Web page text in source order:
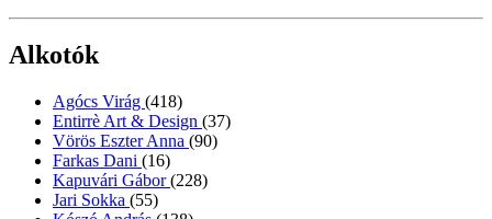
Alkotók
Agócs Virág (418)
Entirrè Art & Design (37)
Vörös Eszter Anna (90)
Farkas Dani (16)
Kapuvári Gábor(228)
Jari Sokka (55)